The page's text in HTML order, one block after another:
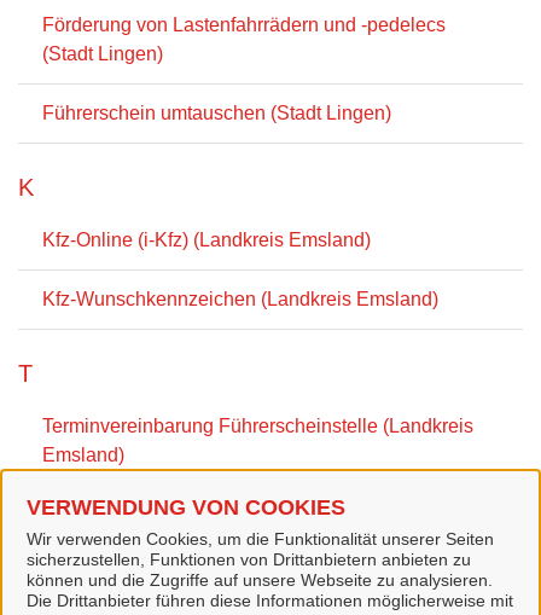
VERWENDUNG VON COOKIES
Wir verwenden Cookies, um die Funktionalität unserer Seiten
sicherzustellen, Funktionen von Drittanbietern anbieten zu
können und die Zugriffe auf unsere Webseite zu analysieren.
Die Drittanbieter führen diese Informationen möglicherweise mit
Förderung von Lastenfahrrädern und -pedelecs
(Stadt Lingen)
Führerschein umtauschen (Stadt Lingen)
K
Kfz-Online (i-Kfz) (Landkreis Emsland)
Kfz-Wunschkennzeichen (Landkreis Emsland)
T
Terminvereinbarung Führerscheinstelle (Landkreis
Emsland)
Terminvereinbarung Zulassungsstelle (Landkreis
Emsland)